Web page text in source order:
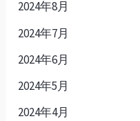
2024年8月
2024年7月
2024年6月
2024年5月
2024年4月